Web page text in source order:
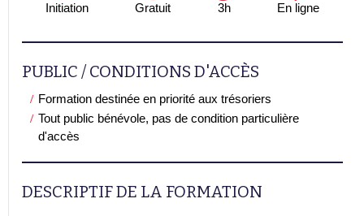
Initiation Gratuit 3h En ligne
PUBLIC / CONDITIONS D'ACCÈS
Formation destinée en priorité aux trésoriers
Tout public bénévole, pas de condition particulière
d'accès
DESCRIPTIF DE LA FORMATION